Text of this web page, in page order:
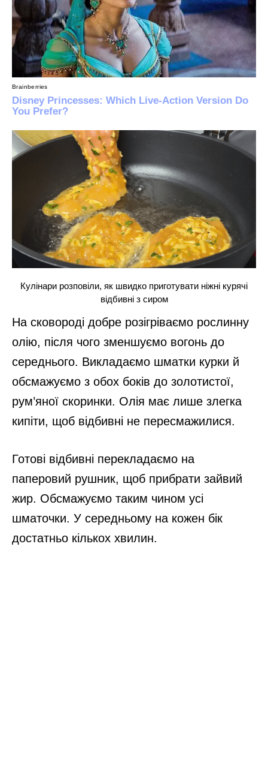
Кулінари розповіли, як швидко приготувати ніжні курячі
відбивні з сиром
На сковороді добре розігріваємо рослинну
олію, після чого зменшуємо вогонь до
середнього. Викладаємо шматки курки й
обсмажуємо з обох боків до золотистої,
рум’яної скоринки. Олія має лише злегка
кипіти, щоб відбивні не пересмажилися.
Готові відбивні перекладаємо на
паперовий рушник, щоб прибрати зайвий
жир. Обсмажуємо таким чином усі
шматочки. У середньому на кожен бік
достатньо кількох хвилин.